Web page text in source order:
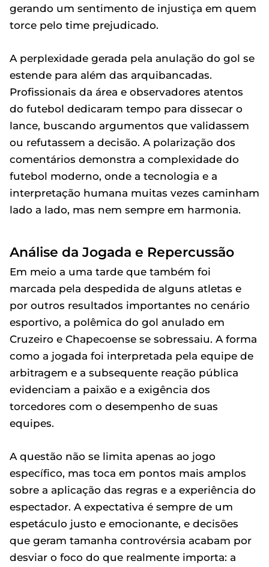
gerando um sentimento de injustiça em quem
torce pelo time prejudicado.
A perplexidade gerada pela anulação do gol se
estende para além das arquibancadas.
Profissionais da área e observadores atentos
do futebol dedicaram tempo para dissecar o
lance, buscando argumentos que validassem
ou refutassem a decisão. A polarização dos
comentários demonstra a complexidade do
futebol moderno, onde a tecnologia e a
interpretação humana muitas vezes caminham
lado a lado, mas nem sempre em harmonia.
Análise da Jogada e Repercussão
Em meio a uma tarde que também foi
marcada pela despedida de alguns atletas e
por outros resultados importantes no cenário
esportivo, a polêmica do gol anulado em
Cruzeiro e Chapecoense se sobressaiu. A forma
como a jogada foi interpretada pela equipe de
arbitragem e a subsequente reação pública
evidenciam a paixão e a exigência dos
torcedores com o desempenho de suas
equipes.
A questão não se limita apenas ao jogo
específico, mas toca em pontos mais amplos
sobre a aplicação das regras e a experiência do
espectador. A expectativa é sempre de um
espetáculo justo e emocionante, e decisões
que geram tamanha controvérsia acabam por
desviar o foco do que realmente importa: a